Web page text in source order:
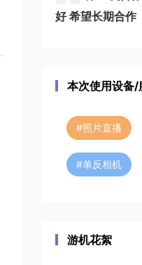
好 希望长期合作
本次使用设备/
#照片直播
#单反相机
游机花絮